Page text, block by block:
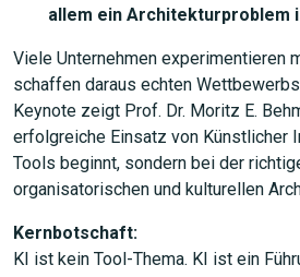
allem ein Architekturproblem
Viele Unternehmen experimentieren
schaffen daraus echten
Keynote zeigt Prof. Dr. Moritz E.
erfolgreiche Einsatz von Künstlicher
Tools beginnt, sondern bei der
organisatorischen und kulturellen
Kernbotschaft:
KI ist kein Tool-Thema. KI ist ein